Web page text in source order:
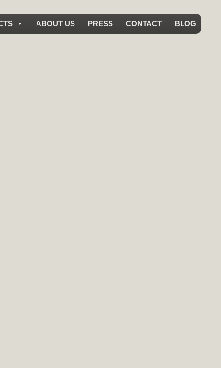
ABOUT US PRESS CONTACT BLOG